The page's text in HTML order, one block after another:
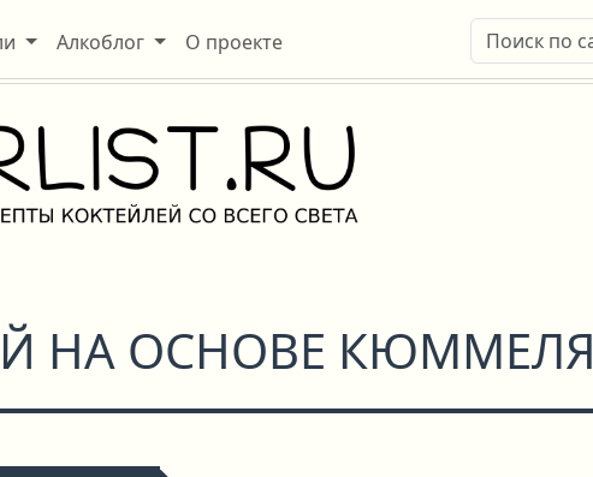
Алкоблог О проекте
НА ОСНОВЕ КЮММЕЛЯ